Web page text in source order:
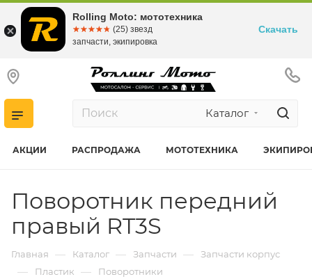
Каталог
АКЦИИ РАСПРОДАЖА МОТОТЕХНИКА
Поворотник передний
правый RT3S
Главная — Каталог — Запчасти — Запчасти корпус
— Пластик — Поворотники
Rolling Moto: мототехника
☆☆☆☆☆
★★★★★ (25) звезд
запчасти, экипировка
Скачать